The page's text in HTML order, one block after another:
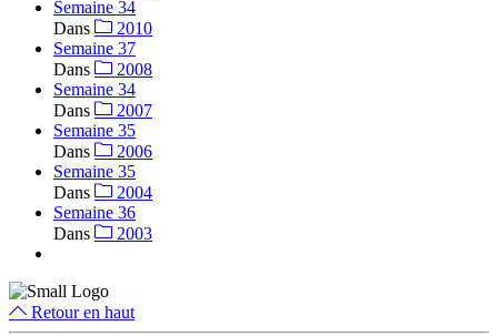
Semaine 34
Dans
2010
Semaine 37
Dans
2008
Semaine 34
Dans
2007
Semaine 35
Dans
2006
Semaine 35
Dans
2004
Semaine 36
Dans
2003
Retour en haut